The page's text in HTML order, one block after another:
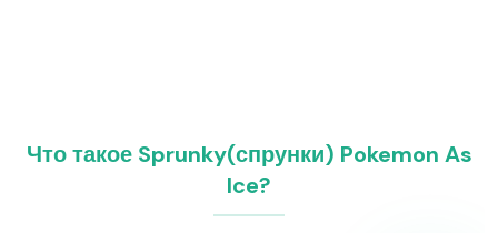
Что такое Sprunky(спрунки) Pokemon As
Ice?